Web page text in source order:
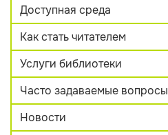
Доступная среда
Как стать читателем
Услуги библиотеки
Часто задаваемые вопросы
Новости